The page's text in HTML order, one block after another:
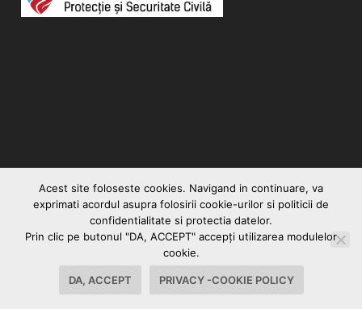
Vocea Romanului
Contact Politica Cookies-Privacy
Acest site foloseste cookies. Navigand in continuare, va
exprimati acordul asupra folosirii cookie-urilor si politicii de
confidentialitate si protectia datelor.
Prin clic pe butonul "DA, ACCEPT" accepţi utilizarea modulelor
cookie.
DA, ACCEPT PRIVACY -COOKIE POLICY